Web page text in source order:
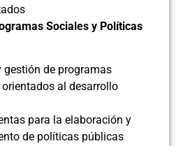
Sociales y Políticas
gestión de programas
al desarrollo
para la elaboración y
de políticas públicas